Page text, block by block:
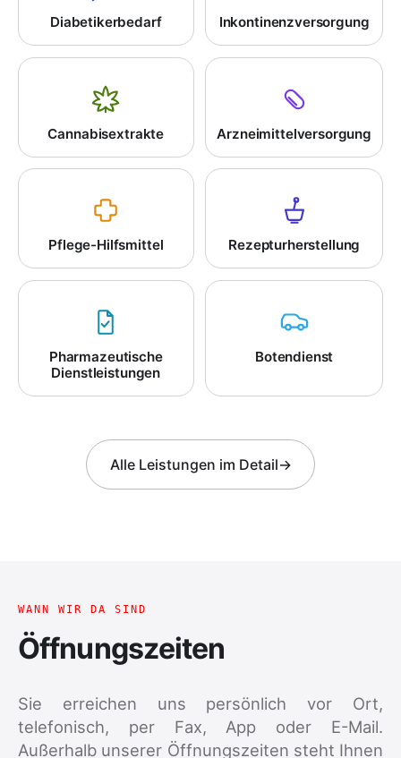
Diabetikerbedarf Inkontinenzversorgung
Cannabisextrakte Arzneimittelversorgung
Pflege-Hilfsmittel Rezepturherstellung
Pharmazeutische
Dienstleistungen
Botendienst
Alle Leistungen im Detail→
WANN WIR DA SIND
Öffnungszeiten
Sie erreichen uns persönlich vor Ort,
telefonisch, per Fax, App oder E-Mail.
Außerhalb unserer Öffnungszeiten steht Ihnen